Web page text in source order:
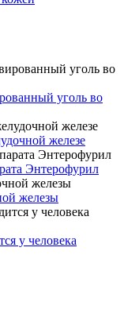
уголь во
железе
Энтерофурил
железы
у человека